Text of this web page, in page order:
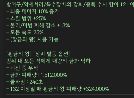
방어구/악세서리/특수장비의 강화/증폭 수치 합이 121
- 최종 데미지 10% 증가
- 스킬 범위 +25%
- 물리/마법 피해 감소 +13%
- 모든 속도 25%
- [황금의 왕] 사용 가능
[황금의 왕] [장비 발동 옵션]
범위 내 모든 적에게 대량의 금화 낙하
- 시전 중 무적
- 금화 피해량 : 1,512,000%
- 쿨타임 : 240초
- 132 이상일 때 황금의 왕 피해량 +324,000%